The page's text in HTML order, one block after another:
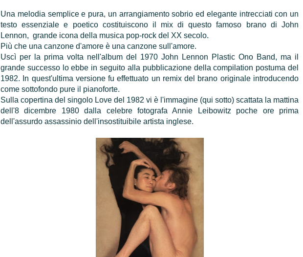
Una melodia semplice e pura, un arrangiamento sobrio ed elegante intrecciati con un
testo essenziale e poetico costituiscono il mix di questo famoso brano di John
Lennon, grande icona della musica pop-rock del XX secolo.
Più che una canzone d'amore è una canzone sull'amore.
Uscì per la prima volta nell'album del 1970 John Lennon Plastic Ono Band, ma il
grande successo lo ebbe in seguito alla pubblicazione della compilation postuma del
1982. In quest'ultima versione fu effettuato un remix del brano originale introducendo
come sottofondo pure il pianoforte.
Sulla copertina del singolo Love del 1982 vi è l'immagine (qui sotto) scattata la mattina
dell'8 dicembre 1980 dalla celebre fotografa Annie Leibowitz poche ore prima
dell'assurdo assassinio dell'insostituibile artista inglese.